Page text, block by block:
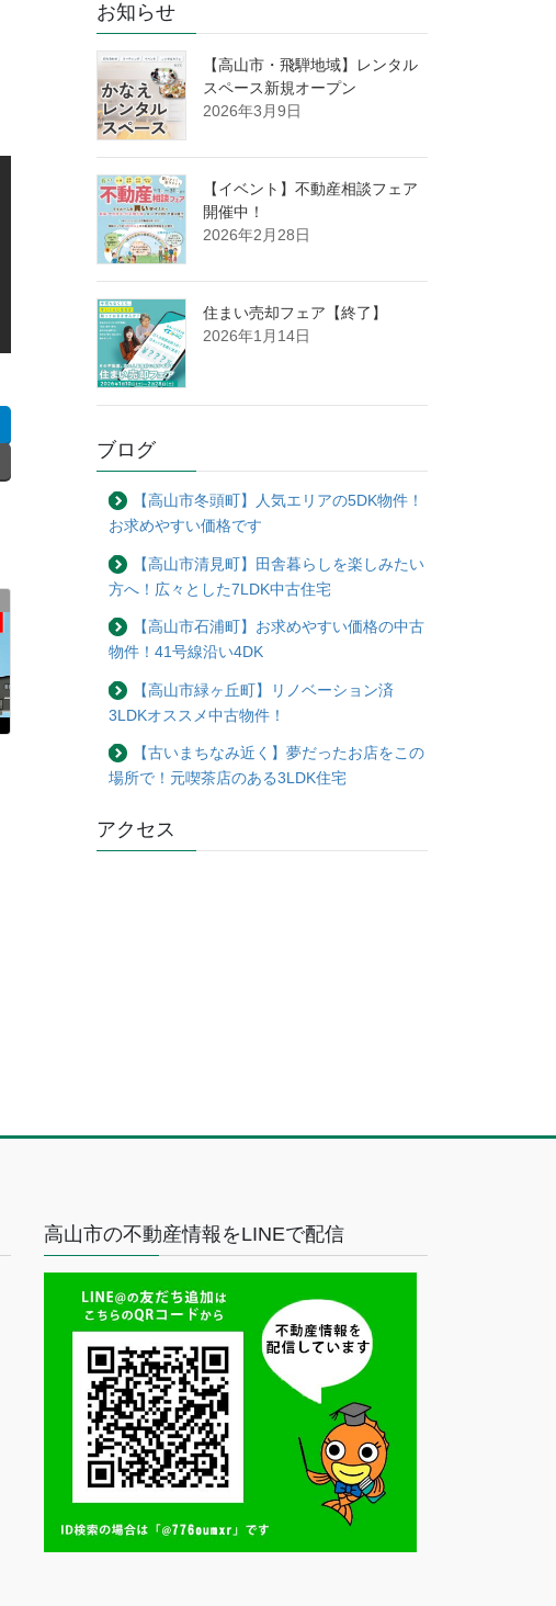
お知らせ
【高山市・飛騨地域】レンタル
スペース新規オープン
2026年3月9日
【イベント】不動産相談フェア
開催中！
2026年2月28日
住まい売却フェア【終了】
2026年1月14日
ブログ
【高山市冬頭町】人気エリアの5DK物件！
お求めやすい価格です
【高山市清見町】田舎暮らしを楽しみたい
方へ！広々とした7LDK中古住宅
【高山市石浦町】お求めやすい価格の中古
物件！41号線沿い4DK
【高山市緑ヶ丘町】リノベーション済
3LDKオススメ中古物件！
【古いまちなみ近く】夢だったお店をこの
場所で！元喫茶店のある3LDK住宅
アクセス
高山市の不動産情報をLINEで配信